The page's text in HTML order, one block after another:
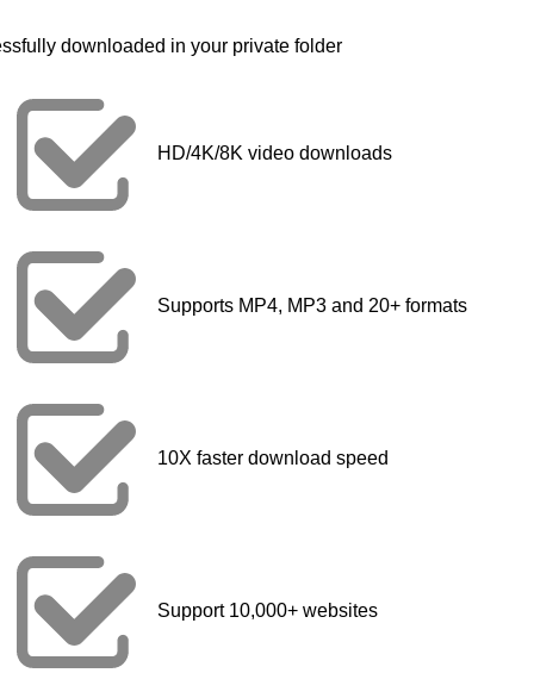
downloaded in your private folder
HD/4K/8K video downloads
Supports MP4, MP3 and 20+ formats
10X faster download speed
Support 10,000+ websites